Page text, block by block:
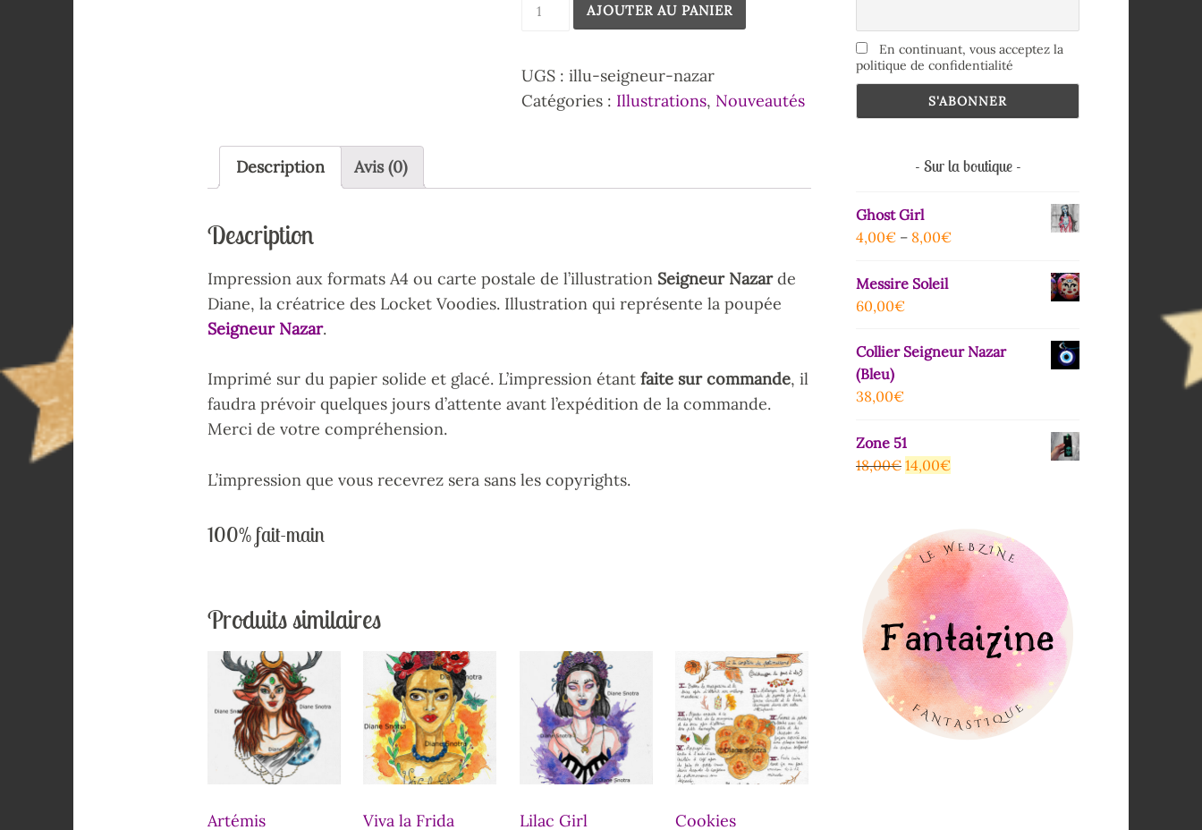
AJOUTER AU PANIER
UGS : illu-seigneur-nazar
Catégories : Illustrations, Nouveautés
Description Avis (0)
Description
Impression aux formats A4 ou carte postale de l’illustration Seigneur Nazarde
Diane, la créatrice des Locket Voodies. Illustration qui représente la poupée
Seigneur Nazar.
Imprimé sur du papier solide et glacé. L’impression étant faite sur commande, il
faudra prévoir quelques jours d’attente avant l’expédition de la commande.
Merci de votre compréhension.
L’impression que vous recevrez sera sans les copyrights.
100% fait-main
Produits similaires
Artémis Viva la Frida Lilac Girl
Cookies
En continuant, vous acceptez la
politique de confidentialité
Sur la boutique
Ghost Girl
4,00€ – 8,00€
Messire Soleil
60,00€
Collier Seigneur Nazar
(Bleu)
38,00€
Zone 51
18,00€ 14,00€